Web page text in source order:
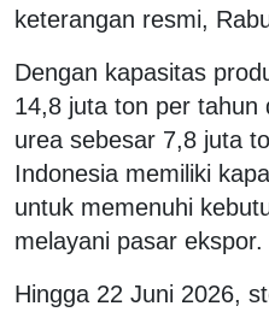
keterangan resmi,
Dengan kapasitas
14,8 juta ton per tahun
urea sebesar 7,8 juta
Indonesia memiliki
untuk memenuhi
melayani pasar ekspor.
Hingga 22 Juni 2026,